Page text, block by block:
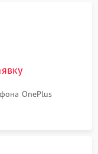
OnePlus